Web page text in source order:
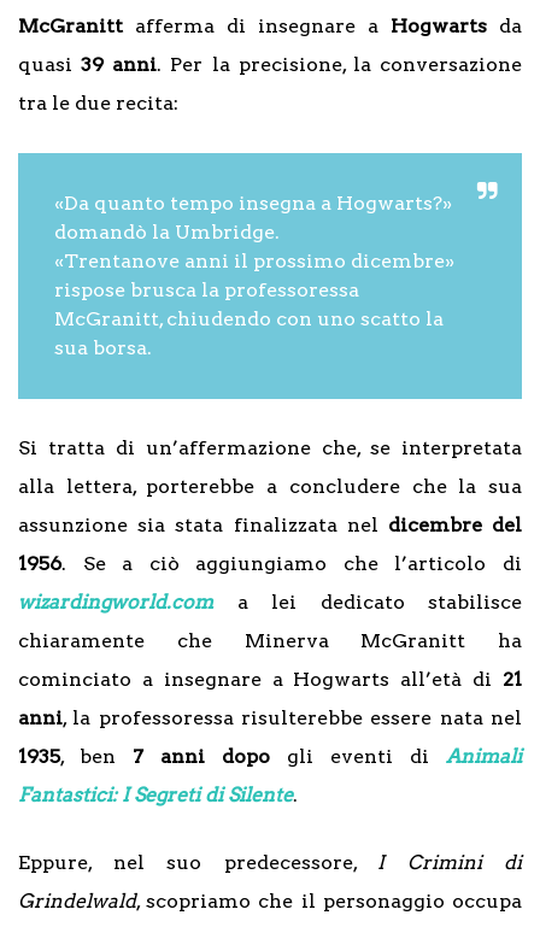
McGranitt afferma di insegnare a Hogwarts da
quasi39 anni. Per la precisione, la conversazione
tra le due recita:
«Da quanto tempo insegna a Hogwarts?»
domandò la Umbridge.
«Trentanove anni il prossimo dicembre»
rispose brusca la professoressa
McGranitt, chiudendo con uno scatto la
sua borsa.
Si tratta di un’affermazione che, se interpretata
alla lettera, porterebbe a concludere che la sua
assunzione sia stata finalizzata nel dicembre del
1956. Se a ciò aggiungiamo che l’articolo di
wizardingworld.coma lei dedicato stabilisce
chiaramente che Minerva McGranitt ha
cominciato a insegnare a Hogwarts all’età di 21
anni, la professoressa risulterebbe essere nata nel
1935, ben 7 anni dopo gli eventi di Animali
Fantastici: I Segreti di Silente.
Eppure, nel suo predecessore, I Crimini di
Grindelwald, scopriamo che il personaggio occupa